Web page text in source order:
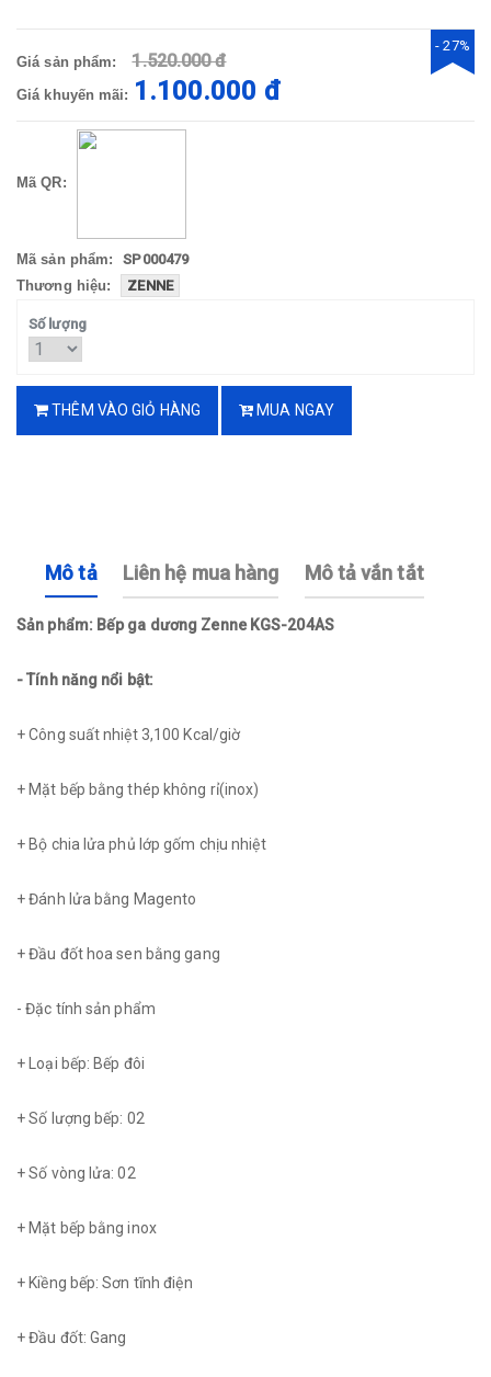
Giá sản phẩm: 1.520.000 đ
Giá khuyến mãi: 1.100.000 đ
- 27%
Mã QR:
Mã sản phẩm:
SP000479
Thương hiệu:
ZENNE
Số lượng
THÊM VÀO GIỎ HÀNG MUA NGAY
Mô tả Liên hệ mua hàng Mô tả vắn tắt
Sản phẩm: Bếp ga dương Zenne KGS-204AS
- Tính năng nổi bật:
+ Công suất nhiệt 3,100 Kcal/giờ
+ Mặt bếp bằng thép không rỉ(inox)
+ Bộ chia lửa phủ lớp gốm chịu nhiệt
+ Đánh lửa bằng Magento
+ Đầu đốt hoa sen bằng gang
- Đặc tính sản phẩm
+ Loại bếp: Bếp đôi
+ Số lượng bếp: 02
+ Số vòng lửa: 02
+ Mặt bếp bằng inox
+ Kiềng bếp: Sơn tĩnh điện
+ Đầu đốt: Gang